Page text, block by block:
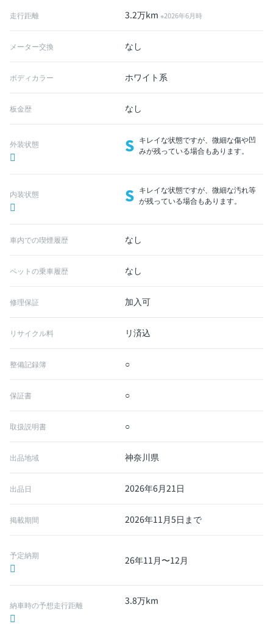
走行距離 3.2万km※2026年6月時
メーター交換 なし
ボディカラー ホワイト系
板金歴 なし
外装状態 S キレイな状態ですが、微細な傷や凹
みが残っている場合もあります。
内装状態 S キレイな状態ですが、微細な汚れ等
が残っている場合もあります。
車内での喫煙履歴 なし
ペットの乗車履歴 なし
修理保証 加入可
リサイクル料 リ済込
整備記録簿 ○
保証書 ○
取扱説明書 ○
出品地域 神奈川県
出品日 2026年6月21日
掲載期間 2026年11月5日まで
予定納期 26年11月〜12月
納車時の予想走行距離 3.8万km